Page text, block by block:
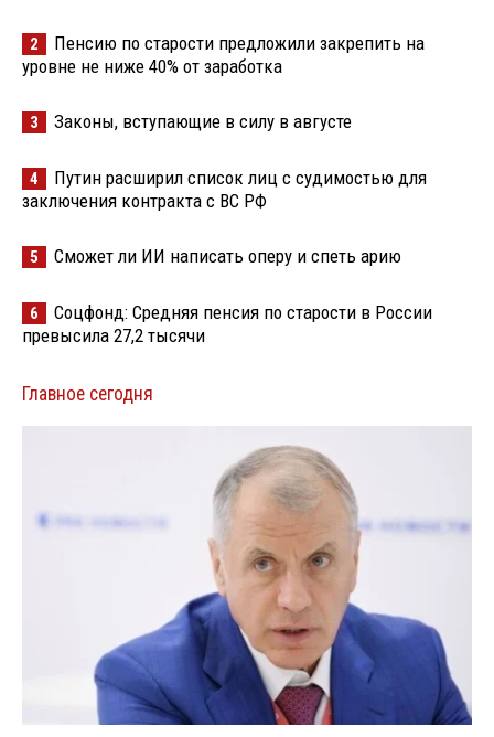
2
Пенсию по старости предложили закрепить на
уровне не ниже 40% от заработка
3 Законы, вступающие в силу в августе
4
Путин расширил список лиц с судимостью для
заключения контракта с ВС РФ
5 Сможет ли ИИ написать оперу и спеть арию
6
Соцфонд: Средняя пенсия по старости в России
превысила 27,2 тысячи
Главное сегодня